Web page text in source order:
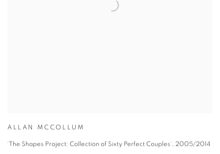
ALLAN MCCOLLUM
¨The Shapes Project: Collection of Sixty Perfect Couples¨, 2005/2014